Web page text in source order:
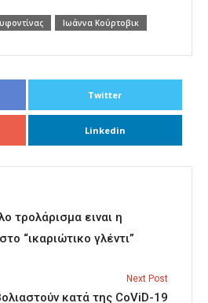
Ιωάννα Κούρτοβικ
Twitter
Linkedin
τρολάρισμα ειναι η
“ικαριώτικο γλέντι”
Next Post
κατά της CoViD-19